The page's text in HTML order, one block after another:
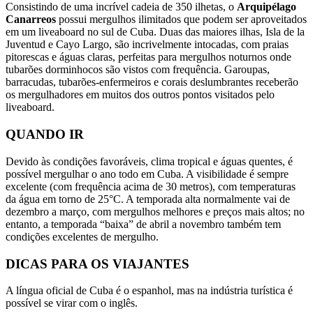
Consistindo de uma incrível cadeia de 350 ilhetas, o Arquipélago
Canarreos possui mergulhos ilimitados que podem ser aproveitados
em um liveaboard no sul de Cuba. Duas das maiores ilhas, Isla de la
Juventud e Cayo Largo, são incrivelmente intocadas, com praias
pitorescas e águas claras, perfeitas para mergulhos noturnos onde
tubarões dorminhocos são vistos com frequência. Garoupas,
barracudas, tubarões-enfermeiros e corais deslumbrantes receberão
os mergulhadores em muitos dos outros pontos visitados pelo
liveaboard.
QUANDO IR
Devido às condições favoráveis, clima tropical e águas quentes, é
possível mergulhar o ano todo em Cuba. A visibilidade é sempre
excelente (com frequência acima de 30 metros), com temperaturas
da água em torno de 25°C. A temporada alta normalmente vai de
dezembro a março, com mergulhos melhores e preços mais altos; no
entanto, a temporada “baixa” de abril a novembro também tem
condições excelentes de mergulho.
DICAS PARA OS VIAJANTES
A língua oficial de Cuba é o espanhol, mas na indústria turística é
possível se virar com o inglês.